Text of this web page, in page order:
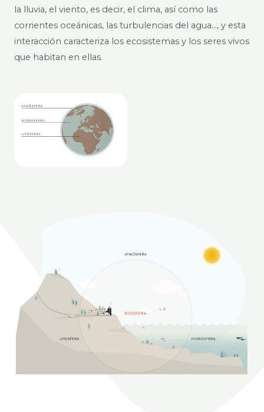
la lluvia, el viento, es decir, el clima, así como las
corrientes oceánicas, las turbulencias del agua…, y esta
interacción caracteriza los ecosistemas y los seres vivos
que habitan en ellas.